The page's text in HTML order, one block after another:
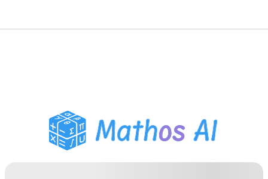
PDF Läxhjälp
Studieverktyg